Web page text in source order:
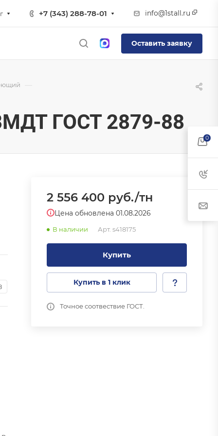
+7 (343) 288-78-01 info@1stall.ru
Оставить заявку
—
ГОСТ 2879-88
2 556 400 руб./тн
Цена обновлена 01.08.2026
В наличии Арт. s418175
Купить
Купить в 1 клик
Точное соотвествие ГОСТ.
0